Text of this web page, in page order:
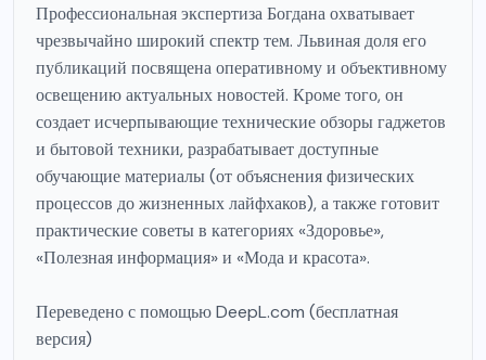
Профессиональная экспертиза Богдана охватывает
чрезвычайно широкий спектр тем. Львиная доля его
публикаций посвящена оперативному и объективному
освещению актуальных новостей. Кроме того, он
создает исчерпывающие технические обзоры гаджетов
и бытовой техники, разрабатывает доступные
обучающие материалы (от объяснения физических
процессов до жизненных лайфхаков), а также готовит
практические советы в категориях «Здоровье»,
«Полезная информация» и «Мода и красота».
Переведено с помощью DeepL.com (бесплатная
версия)